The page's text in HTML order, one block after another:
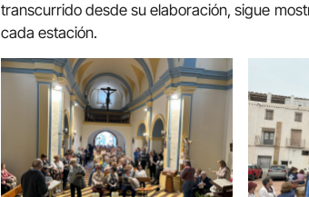
transcurrido desde su elaboración, sigue
cada estación.